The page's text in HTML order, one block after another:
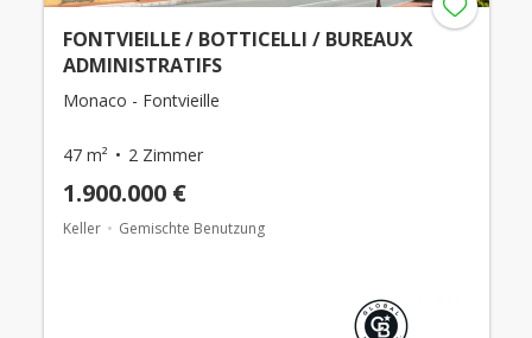
FONTVIEILLE / BOTTICELLI / BUREAUX
ADMINISTRATIFS
Monaco - Fontvieille
47 m² 2 Zimmer
1.900.000 €
Keller Gemischte Benutzung